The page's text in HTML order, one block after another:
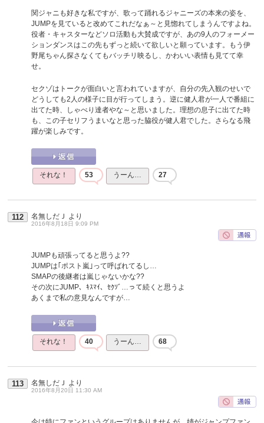
関ジャニも好きな私ですが、歌って踊れるジャニーズの本来の姿を、
JUMPを見ていると改めてこれだなぁ～と見惚れてしまうんですよね。
役者・キャスターなどソロ活動も大賛成ですが、あの9人のフォーメー
ションダンスはこの先もずっと続いて欲しいと願っています。もう伊
野尾ちゃん探さなくてもバッチリ映るし、かわいい表情も見てて幸
せ。
セクゾはトークが面白いと言われていますが、自分の先入観のせいで
どうしても2人の様子に目が行ってしまう。逆に健人君が一人で番組に
出てた時、しゃべり達者やな～と思いました。理想の息子に出てた時
も、この子セリフうまいなと思った脇役が健人君でした。さらなる飛
躍が楽しみです。
それな！ 53 うーん… 27
112 名無しだＪ より
2016年8月18日 9:09 PM
JUMPも頑張ってると思うよ??
JUMPは｢ポスト嵐｣って呼ばれてるし…
SMAPの後継者は嵐じゃないかな??
その次にJUMP、ｷｽﾏｲ、ｾｸｿﾞ…って続くと思うよ
あくまで私の意見なんですが…
それな！ 40 うーん… 68
113 名無しだＪ より
2016年8月20日 11:30 AM